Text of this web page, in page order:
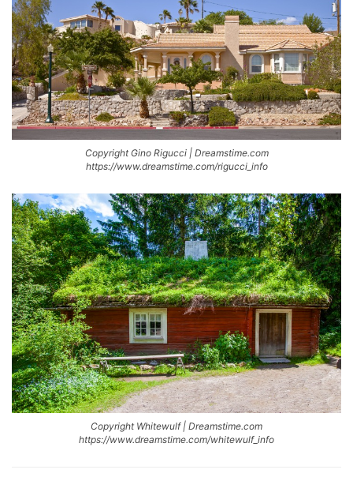
Copyright Gino Rigucci | Dreamstime.com
https://www.dreamstime.com/rigucci_info
Copyright Whitewulf | Dreamstime.com
https://www.dreamstime.com/whitewulf_info